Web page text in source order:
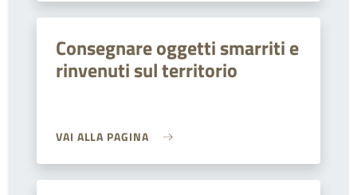
Consegnare oggetti smarriti e
rinvenuti sul territorio
VAI ALLA PAGINA